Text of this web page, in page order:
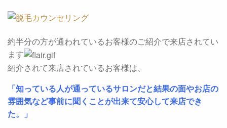
約半分の方が通われているお客様のご紹介で来店されてい
ます
紹介されて来店されているお客様は、
「知っている人が通っているサロンだと結果の面やお店の
雰囲気など事前に聞くことが出来て安心して来店でき
た。」